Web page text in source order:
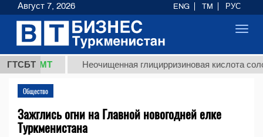
ГТСБТ
ТМТ Неочищенная глицирризиновая кислота
Общество
Зажглись огни на Главной новогодней елке
Туркменистана
Август 7, 2026 ENG TM РУС